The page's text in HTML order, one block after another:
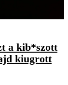
a kib*szott
kiugrott